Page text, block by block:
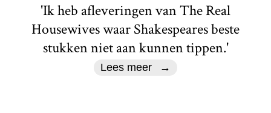
'Ik heb afleveringen van The Real
Housewives waar Shakespeares beste
stukken niet aan kunnen tippen.'
Lees meer